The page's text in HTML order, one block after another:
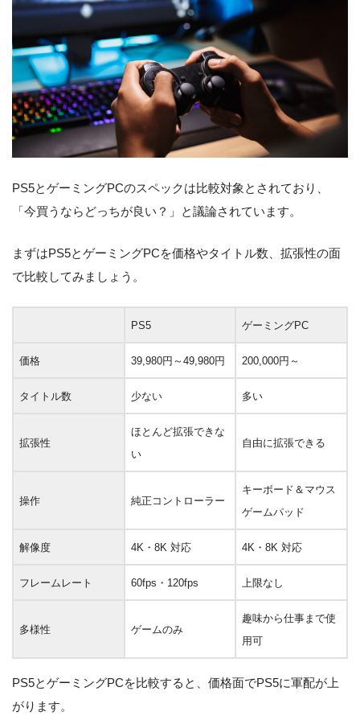
PS5とゲーミングPCのスペックは比較対象とされており、
「今買うならどっちが良い？」と議論されています。
まずはPS5とゲーミングPCを価格やタイトル数、拡張性の面
で比較してみましょう。
PS5 ゲーミングPC
価格 39,980円～49,980円 200,000円～
タイトル数 少ない 多い
拡張性
ほとんど拡張できな
い
自由に拡張できる
操作 純正コントローラー
キーボード＆マウス
ゲームパッド
解像度 4K・8K 対応 4K・8K 対応
フレームレート 60fps・120fps 上限なし
多様性 ゲームのみ
趣味から仕事まで使
用可
PS5とゲーミングPCを比較すると、価格面でPS5に軍配が上
がります。